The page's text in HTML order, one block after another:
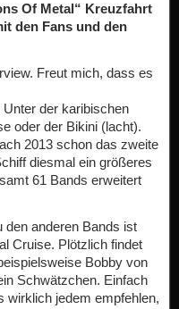
Of Metal“ Kreuzfahrt
den Fans und den
Freut mich, dass es
Unter der karibischen
oder der Bikini (lacht).
2013 schon das zweite
diesmal ein größeres
61 Bands erweitert
den anderen Bands ist
Cruise. Plötzlich findet
Bobby von
Schwätzchen. Einfach
wirklich jedem empfehlen,